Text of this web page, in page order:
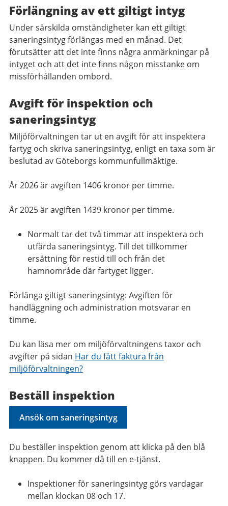
Förlängning av ett giltigt intyg
Under särskilda omständigheter kan ett giltigt
saneringsintyg förlängas med en månad. Det
förutsätter att det inte finns några anmärkningar på
intyget och att det inte finns någon misstanke om
missförhållanden ombord.
Avgift för inspektion och
saneringsintyg
Miljöförvaltningen tar ut en avgift för att inspektera
fartyg och skriva saneringsintyg, enligt en taxa som är
beslutad av Göteborgs kommunfullmäktige.
År 2026 är avgiften 1406 kronor per timme.
År 2025 är avgiften 1439 kronor per timme.
Normalt tar det två timmar att inspektera och
utfärda saneringsintyg. Till det tillkommer
ersättning för restid till och från det
hamnområde där fartyget ligger.
Förlänga giltigt saneringsintyg: Avgiften för
handläggning och administration motsvarar en
timme.
Du kan läsa mer om miljöförvaltningens taxor och
avgifter på sidan Har du fått faktura från
miljöförvaltningen?
Beställ inspektion
Ansök om saneringsintyg
Du beställer inspektion genom att klicka på den blå
knappen. Du kommer då till en e-tjänst.
Inspektioner för saneringsintyg görs vardagar
mellan klockan 08 och 17.